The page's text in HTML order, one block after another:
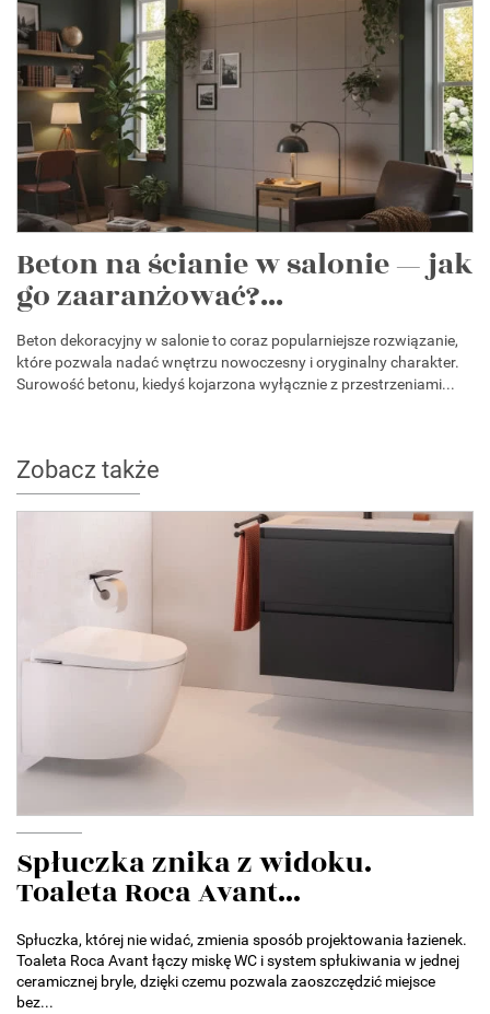
Beton na ścianie w salonie — jak
go zaaranżować?...
Beton dekoracyjny w salonie to coraz popularniejsze rozwiązanie,
które pozwala nadać wnętrzu nowoczesny i oryginalny charakter.
Surowość betonu, kiedyś kojarzona wyłącznie z przestrzeniami...
Zobacz także
Spłuczka znika z widoku.
Toaleta Roca Avant...
Spłuczka, której nie widać, zmienia sposób projektowania łazienek.
Toaleta Roca Avant łączy miskę WC i system spłukiwania w jednej
ceramicznej bryle, dzięki czemu pozwala zaoszczędzić miejsce
bez...